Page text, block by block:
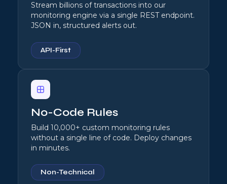
Stream billions of transactions into our
monitoring engine via a single REST endpoint.
JSON in, structured alerts out.
API-First
No-Code Rules
Build 10,000+ custom monitoring rules
without a single line of code. Deploy changes
in minutes.
Non-Technical